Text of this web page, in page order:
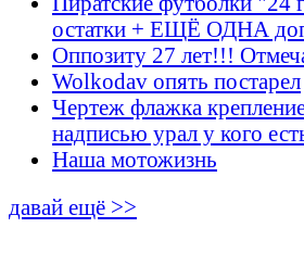
остатки + ЕЩЁ ОДНА
Оппозиту 27 лет!!!
Wolkodav опять постарел
Чертеж флажка
надписью урал у кого
Наша мотожизнь
давай ещё >>